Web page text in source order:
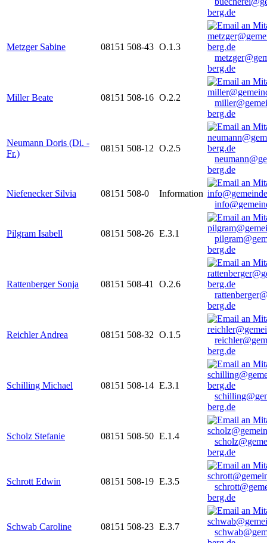
berg.de
Metzger Sabine 08151 508-43 O.1.3
berg.de
Miller Beate 08151 508-16 O.2.2
berg.de
Neumann Doris (Di. -
Fr.)
08151 508-12 O.2.5
berg.de
Niefenecker Silvia 08151 508-0
Information
Pilgram Isabell 08151 508-26 E.3.1
berg.de
Rattenberger Sonja 08151 508-41
O.2.6
berg.de
Reichler Andrea 08151 508-32 O.1.5
berg.de
Schilling Michael 08151 508-14 E.3.1
berg.de
Scholz Stefanie 08151 508-50 E.1.4
berg.de
Schrott Edwin 08151 508-19 E.3.5
berg.de
Schwab Caroline 08151 508-23 E.3.7